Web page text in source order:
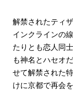
解禁されたティ
インクラインの
たりとも恋人同
も神名とハセオ
せて解禁された
けに京都で再会